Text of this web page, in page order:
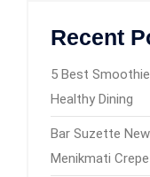
Recent
5 Best
Healthy Dining
Bar Suzette
Menikmati